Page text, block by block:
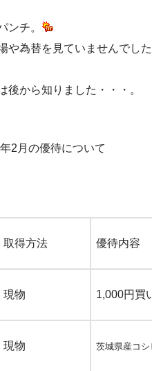
ンチ。
や為替を見ていませんでした
後から知りました・・・。
2月の優待について
取得方法 優待内容
現物 1,000円買
現物 茨城県産コ